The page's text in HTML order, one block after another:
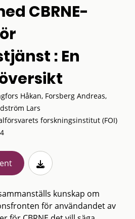
CBRNE-
: En
Håkan, Forsberg Andreas,
Lars
forskningsinstitut (FOI)
kunskap om
för användandet av